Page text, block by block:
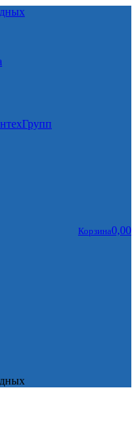
Корзина0,00